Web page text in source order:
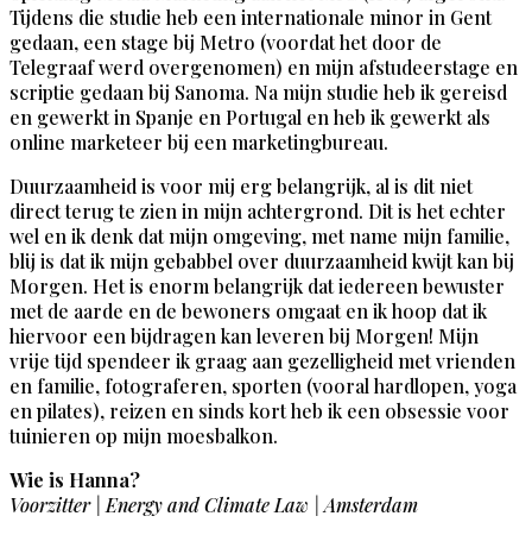
Tijdens die studie heb een internationale minor in Gent
gedaan, een stage bij Metro (voordat het door de
Telegraaf werd overgenomen) en mijn afstudeerstage en
scriptie gedaan bij Sanoma. Na mijn studie heb ik gereisd
en gewerkt in Spanje en Portugal en heb ik gewerkt als
online marketeer bij een marketingbureau.
Duurzaamheid is voor mij erg belangrijk, al is dit niet
direct terug te zien in mijn achtergrond. Dit is het echter
wel en ik denk dat mijn omgeving, met name mijn familie,
blij is dat ik mijn gebabbel over duurzaamheid kwijt kan bij
Morgen. Het is enorm belangrijk dat iedereen bewuster
met de aarde en de bewoners omgaat en ik hoop dat ik
hiervoor een bijdragen kan leveren bij Morgen! Mijn
vrije tijd spendeer ik graag aan gezelligheid met vrienden
en familie, fotograferen, sporten (vooral hardlopen, yoga
en pilates), reizen en sinds kort heb ik een obsessie voor
tuinieren op mijn moesbalkon.
Wie is Hanna?
Voorzitter | Energy and Climate Law | Amsterdam